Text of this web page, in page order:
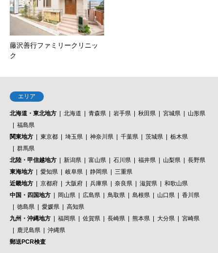
藤沢善行ファミリークリニッ
ク
エリア
北海道・東北地方 北海道 青森県 岩手県 秋田県 宮城県
山形県
福島県
関東地方
東京都 埼玉県 神奈川県 千葉県 茨城県
栃木県
群馬県
北陸・甲信越地方
新潟県 富山県 石川県 福井県 山梨県
長野県
東海地方
愛知県 岐阜県 静岡県
三重県
近畿地方
京都府 大阪府 兵庫県 奈良県 滋賀県
和歌山県
中国・四国地方
岡山県 広島県 鳥取県 島根県 山口県
香川県
徳島県
愛媛県
高知県
九州・沖縄地方
福岡県 佐賀県 長崎県 熊本県 大分県
宮崎県
鹿児島県
沖縄県
郵送PCR検査